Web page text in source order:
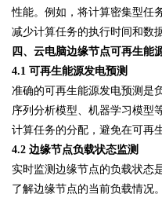
性能。例如，将计算密集型任
减少计算任务的执行时间和数
四、云电脑边缘节点可再生能
4.1 可再生能源发电预测
准确的可再生能源发电预测是
序列分析模型、机器学习模型
计算任务的分配，避免在可再
4.2 边缘节点负载状态监测
实时监测边缘节点的负载状态
了解边缘节点的当前负载情况